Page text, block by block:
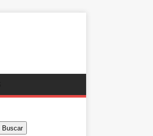
Buscar